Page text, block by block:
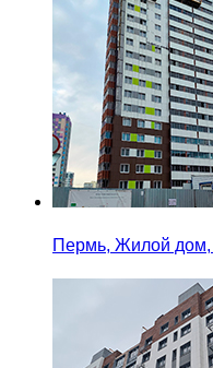
Пермь, Жилой дом,